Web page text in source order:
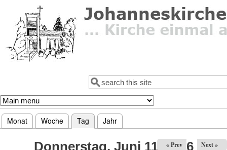
Direkt zum Inhalt
Suchformular
Suche
Haupt-Reiter
Monat Woche Tag (aktiver Reiter)
Jahr
Donnerstag, Juni 11, 2026
« Prev Next »